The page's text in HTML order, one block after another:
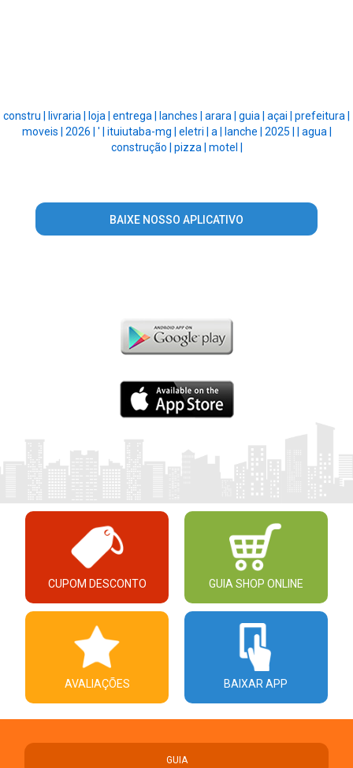
constru | livraria | loja | entrega | lanches | arara | guia | açai | prefeitura |
moveis | 2026 | ' | ituiutaba-mg | eletri | a | lanche | 2025 |
agua |
construção | pizza | motel |
BAIXE NOSSO APLICATIVO
CUPOM DESCONTO GUIA SHOP ONLINE
AVALIAÇÕES BAIXAR APP
GUIA